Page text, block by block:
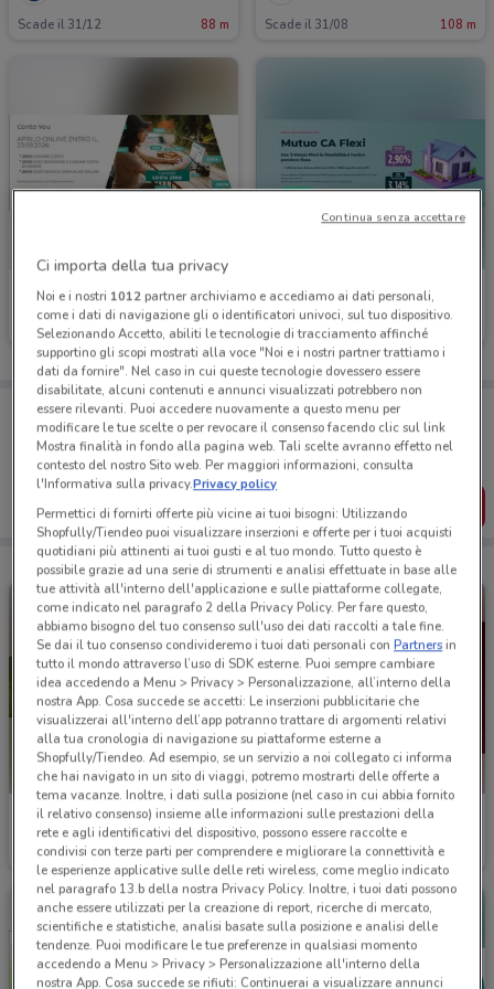
Scade il 31/12 88 m Scade il 31/08 108 m
Banco BPM
Scade il 23/09 133 m
Crédit Agricole
Scade il 30/10
Porta DoveConviene sempre con te!
Puoi trovare le migliori offerte dei negozi vicino a te,
salvarle e creare la tua lista del risparmio, comodamente
dal tuo cellulare.
SCARICA L’APP
UnipolSai
Scade il 31/12 207 m
MPS
Scade il 31/12 326 m
Ci importa della tua privacy
Noi e i nostri 1012partner archiviamo e accediamo ai dati personali,
come i dati di navigazione gli o identificatori univoci, sul tuo dispositivo.
Selezionando Accetto, abiliti le tecnologie di tracciamento affinché
supportino gli scopi mostrati alla voce "Noi e i nostri partner trattiamo i
dati da fornire". Nel caso in cui queste tecnologie dovessero essere
disabilitate, alcuni contenuti e annunci visualizzati potrebbero non
essere rilevanti. Puoi accedere nuovamente a questo menu per
modificare le tue scelte o per revocare il consenso facendo clic sul link
Mostra finalità in fondo alla pagina web. Tali scelte avranno effetto nel
contesto del nostro Sito web. Per maggiori informazioni, consulta
l'Informativa sulla privacy.Privacy policy
Permettici di fornirti offerte più vicine ai tuoi bisogni: Utilizzando
Shopfully/Tiendeo puoi visualizzare inserzioni e offerte per i tuoi acquisti
quotidiani più attinenti ai tuoi gusti e al tuo mondo. Tutto questo è
possibile grazie ad una serie di strumenti e analisi effettuate in base alle
tue attività all'interno dell'applicazione e sulle piattaforme collegate,
come indicato nel paragrafo 2 della Privacy Policy. Per fare questo,
abbiamo bisogno del tuo consenso sull'uso dei dati raccolti a tale fine.
Se dai il tuo consenso condivideremo i tuoi dati personali conPartnersin
tutto il mondo attraverso l’uso di SDK esterne. Puoi sempre cambiare
idea accedendo a Menu > Privacy > Personalizzazione, all’interno della
nostra App. Cosa succede se accetti: Le inserzioni pubblicitarie che
visualizzerai all'interno dell’app potranno trattare di argomenti relativi
alla tua cronologia di navigazione su piattaforme esterne a
Shopfully/Tiendeo. Ad esempio, se un servizio a noi collegato ci informa
che hai navigato in un sito di viaggi, potremo mostrarti delle offerte a
tema vacanze. Inoltre, i dati sulla posizione (nel caso in cui abbia fornito
il relativo consenso) insieme alle informazioni sulle prestazioni della
rete e agli identificativi del dispositivo, possono essere raccolte e
condivisi con terze parti per comprendere e migliorare la connettività e
le esperienze applicative sulle delle reti wireless, come meglio indicato
nel paragrafo 13.b della nostra Privacy Policy. Inoltre, i tuoi dati possono
anche essere utilizzati per la creazione di report, ricerche di mercato,
scientifiche e statistiche, analisi basate sulla posizione e analisi delle
tendenze. Puoi modificare le tue preferenze in qualsiasi momento
accedendo a Menu > Privacy > Personalizzazione all'interno della
nostra App. Cosa succede se rifiuti: Continuerai a visualizzare annunci
Continua senza accettare